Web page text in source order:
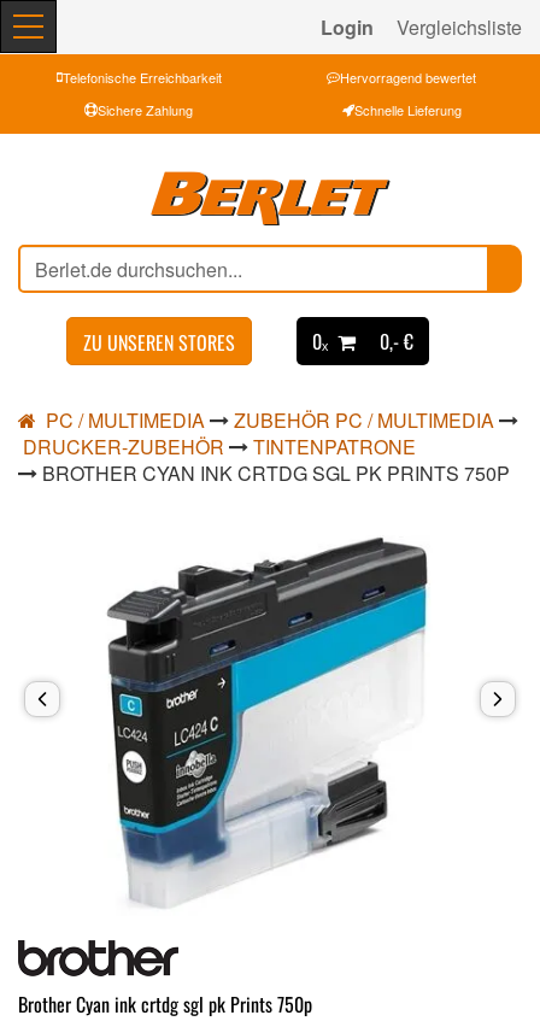
Login Vergleichsliste
Telefonische Erreichbarkeit
Hervorragend bewertet
Sichere Zahlung
Schnelle Lieferung
ZU UNSEREN STORES 0ₓ 0,- €
PC / MULTIMEDIA
ZUBEHÖR PC / MULTIMEDIA
DRUCKER-ZUBEHÖR
TINTENPATRONE
BROTHER CYAN INK CRTDG SGL PK PRINTS 750P
Brother Cyan ink crtdg sgl pk Prints 750p